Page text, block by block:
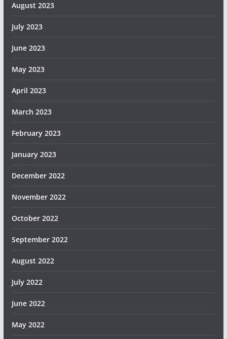
August 2023
July 2023
June 2023
May 2023
April 2023
March 2023
February 2023
January 2023
December 2022
November 2022
October 2022
September 2022
August 2022
July 2022
June 2022
May 2022